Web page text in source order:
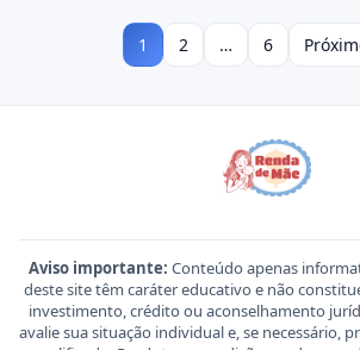
1 2 … 6
Aviso importante: Conteúdo apenas
deste site têm caráter educativo e não
investimento, crédito ou aconselhamento
avalie sua situação individual e, se necessário,